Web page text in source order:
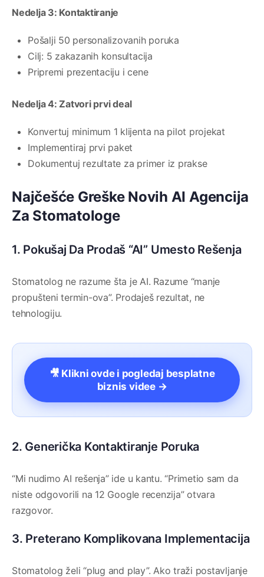
Nedelja 3: Kontaktiranje
Pošalji 50 personalizovanih poruka
Cilj: 5 zakazanih konsultacija
Pripremi prezentaciju i cene
Nedelja 4: Zatvori prvi deal
Konvertuj minimum 1 klijenta na pilot projekat
Implementiraj prvi paket
Dokumentuj rezultate za primer iz prakse
Najčešće Greške Novih AI Agencija
Za Stomatologe
1. Pokušaj Da Prodaš “AI” Umesto Rešenja
Stomatolog ne razume šta je AI. Razume “manje
propušteni termin-ova”. Prodaješ rezultat, ne
tehnologiju.
🎥 Klikni ovde i pogledaj besplatne
biznis videe →
2. Generička Kontaktiranje Poruka
“Mi nudimo AI rešenja” ide u kantu. “Primetio sam da
niste odgovorili na 12 Google recenzija” otvara
razgovor.
3. Preterano Komplikovana Implementacija
Stomatolog želi “plug and play”. Ako traži postavljanje